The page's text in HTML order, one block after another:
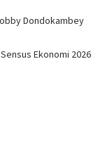
Dondokambey
Ekonomi 2026